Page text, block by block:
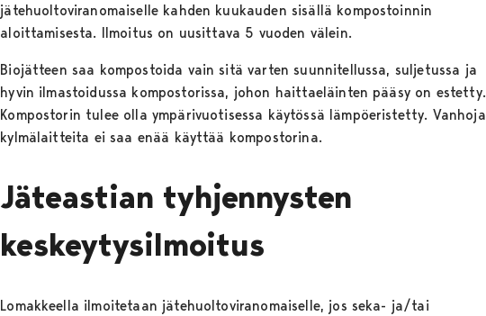
jätehuoltoviranomaiselle kahden kuukauden sisällä kompostoinnin
aloittamisesta. Ilmoitus on uusittava 5 vuoden välein.
Biojätteen saa kompostoida vain sitä varten suunnitellussa, suljetussa ja
hyvin ilmastoidussa kompostorissa, johon haittaeläinten pääsy on estetty.
Kompostorin tulee olla ympärivuotisessa käytössä lämpöeristetty. Vanhoja
kylmälaitteita ei saa enää käyttää kompostorina.
Jäteastian tyhjennysten
keskeytysilmoitus
Lomakkeella ilmoitetaan jätehuoltoviranomaiselle, jos seka- ja/tai